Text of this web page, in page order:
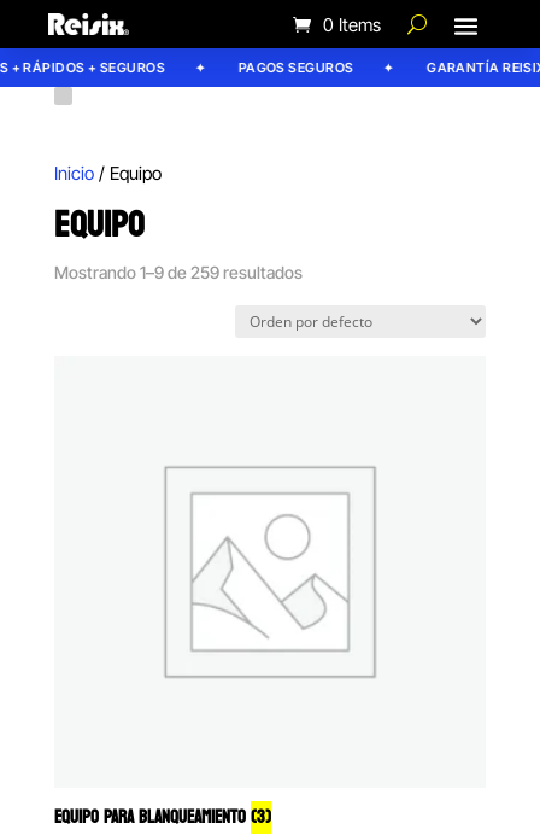
0 Items
+ SEGUROS PAGOS SEGUROS GARANTÍA REISIX
Inicio/ Equipo
EQUIPO
Mostrando 1–9 de 259 resultados
EQUIPO PARA BLANQUEAMIENTO(3)